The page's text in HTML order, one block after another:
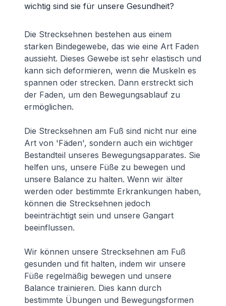
wichtig sind sie für unsere Gesundheit?
Die Strecksehnen bestehen aus einem
starken Bindegewebe, das wie eine Art Faden
aussieht. Dieses Gewebe ist sehr elastisch und
kann sich deformieren, wenn die Muskeln es
spannen oder strecken. Dann erstreckt sich
der Faden, um den Bewegungsablauf zu
ermöglichen.
Die Strecksehnen am Fuß sind nicht nur eine
Art von 'Fäden', sondern auch ein wichtiger
Bestandteil unseres Bewegungsapparates. Sie
helfen uns, unsere Füße zu bewegen und
unsere Balance zu halten. Wenn wir älter
werden oder bestimmte Erkrankungen haben,
können die Strecksehnen jedoch
beeinträchtigt sein und unsere Gangart
beeinflussen.
Wir können unsere Strecksehnen am Fuß
gesunden und fit halten, indem wir unsere
Füße regelmäßig bewegen und unsere
Balance trainieren. Dies kann durch
bestimmte Übungen und Bewegungsformen